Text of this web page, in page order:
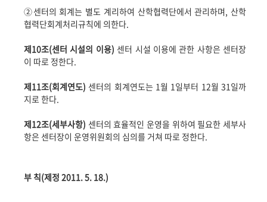
②센터의 회계는 별도 계리하여 산학협력단에서 관리하며,산학
협력단회계처리규칙에 의한다.
제10조(센터 시설의 이용) 센터 시설 이용에 관한 사항은 센터장
이 따로 정한다.
제11조(회계연도) 센터의 회계연도는 1월 1일부터 12월31일까
지로 한다.
제12조(세부사항) 센터의 효율적인 운영을 위하여 필요한 세부사
항은 센터장이 운영위원회의 심의를 거쳐 따로 정한다.
부 칙(제정 2011. 5. 18.)